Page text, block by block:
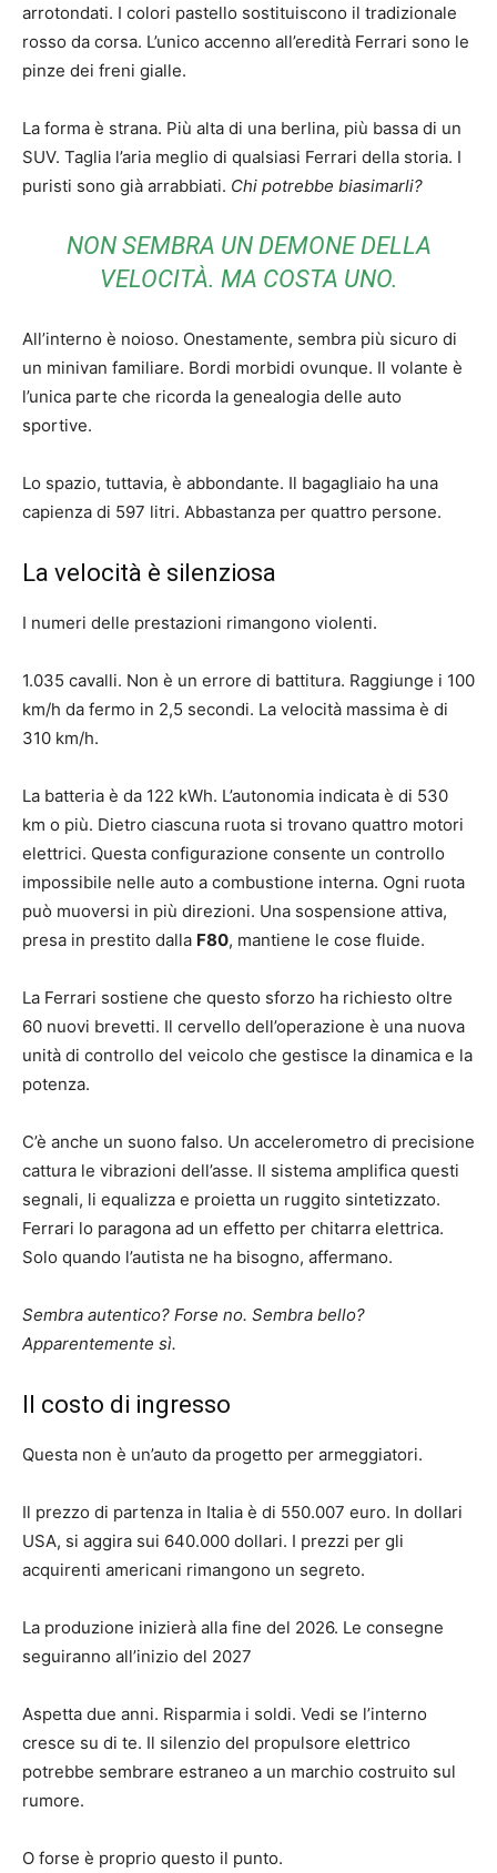
arrotondati. I colori pastello sostituiscono il tradizionale
rosso da corsa. L’unico accenno all’eredità Ferrari sono le
pinze dei freni gialle.
La forma è strana. Più alta di una berlina, più bassa di un
SUV. Taglia l’aria meglio di qualsiasi Ferrari della storia. I
puristi sono già arrabbiati. Chi potrebbe biasimarli?
NON SEMBRA UN DEMONE DELLA
VELOCITÀ. MA COSTA UNO.
All’interno è noioso. Onestamente, sembra più sicuro di
un minivan familiare. Bordi morbidi ovunque. Il volante è
l’unica parte che ricorda la genealogia delle auto
sportive.
Lo spazio, tuttavia, è abbondante. Il bagagliaio ha una
capienza di 597 litri. Abbastanza per quattro persone.
La velocità è silenziosa
I numeri delle prestazioni rimangono violenti.
1.035 cavalli. Non è un errore di battitura. Raggiunge i 100
km/h da fermo in 2,5 secondi. La velocità massima è di
310 km/h.
La batteria è da 122 kWh. L’autonomia indicata è di 530
km o più. Dietro ciascuna ruota si trovano quattro motori
elettrici. Questa configurazione consente un controllo
impossibile nelle auto a combustione interna. Ogni ruota
può muoversi in più direzioni. Una sospensione attiva,
presa in prestito dalla F80, mantiene le cose fluide.
La Ferrari sostiene che questo sforzo ha richiesto oltre
60 nuovi brevetti. Il cervello dell’operazione è una nuova
unità di controllo del veicolo che gestisce la dinamica e la
potenza.
C’è anche un suono falso. Un accelerometro di precisione
cattura le vibrazioni dell’asse. Il sistema amplifica questi
segnali, li equalizza e proietta un ruggito sintetizzato.
Ferrari lo paragona ad un effetto per chitarra elettrica.
Solo quando l’autista ne ha bisogno, affermano.
Sembra autentico? Forse no. Sembra bello?
Apparentemente sì.
Il costo di ingresso
Questa non è un’auto da progetto per armeggiatori.
Il prezzo di partenza in Italia è di 550.007 euro. In dollari
USA, si aggira sui 640.000 dollari. I prezzi per gli
acquirenti americani rimangono un segreto.
La produzione inizierà alla fine del 2026. Le consegne
seguiranno all’inizio del 2027
Aspetta due anni. Risparmia i soldi. Vedi se l’interno
cresce su di te. Il silenzio del propulsore elettrico
potrebbe sembrare estraneo a un marchio costruito sul
rumore.
O forse è proprio questo il punto.